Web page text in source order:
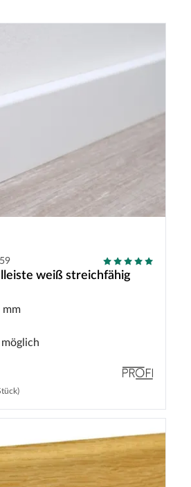
weiß streichfähig
mm